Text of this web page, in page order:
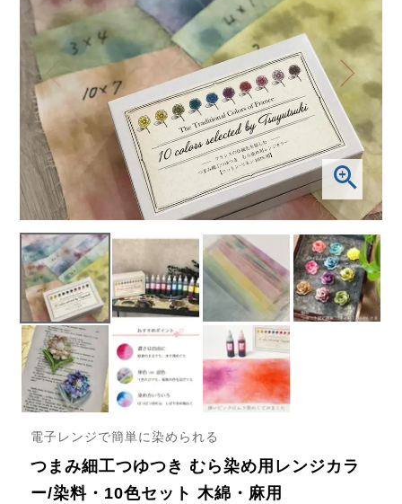
電子レンジで簡単に染められる
つまみ細工つゆつき むら染め用レンジカラ
ー/染料・10色セット 木綿・麻用